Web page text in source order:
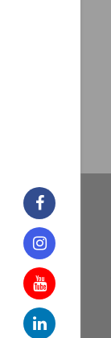
Facebook
Instagram
Youtube